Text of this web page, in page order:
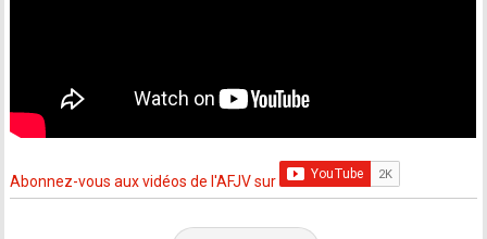
Abonnez-vous aux vidéos de l'AFJV sur